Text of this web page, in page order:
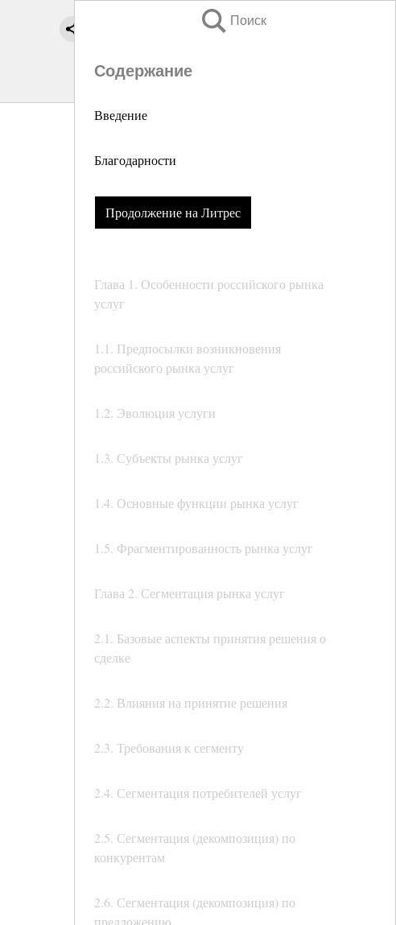
Поиск
Содержание
Введение
Благодарности
Продолжение на Литрес
Глава 1. Особенности российского рынка
услуг
1.1. Предпосылки возникновения
российского рынка услуг
1.2. Эволюция услуги
1.3. Субъекты рынка услуг
1.4. Основные функции рынка услуг
1.5. Фрагментированность рынка услуг
Глава 2. Сегментация рынка услуг
2.1. Базовые аспекты принятия решения о
сделке
2.2. Влияния на принятие решения
2.3. Требования к сегменту
2.4. Сегментация потребителей услуг
2.5. Сегментация (декомпозиция) по
конкурентам
2.6. Сегментация (декомпозиция) по